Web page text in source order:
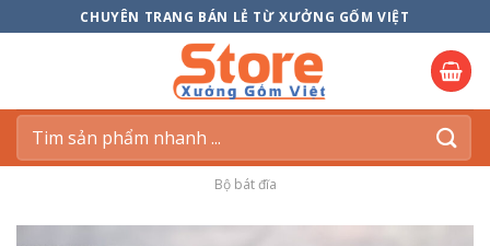
to
CHUYÊN TRANG BÁN LẺ TỪ XƯỞNG GỐM VIỆT
Tìm
kiếm:
Bộ bát đĩa